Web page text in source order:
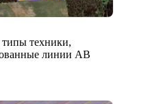
техники,
линии AB